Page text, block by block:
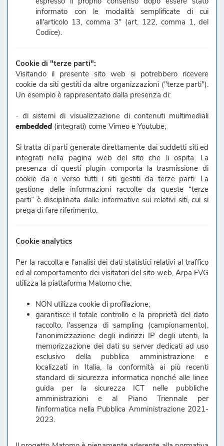
informato con le modalità semplificate di cui
all'articolo 13, comma 3" (art. 122, comma 1, del
Codice).
Cookie di "terze parti":
Visitando il presente sito web si potrebbero ricevere
cookie da siti gestiti da altre organizzazioni ("terze parti").
Un esempio è rappresentato dalla presenza di:
- di sistemi di visualizzazione di contenuti multimediali
embedded (integrati) come Vimeo e Youtube;
Si tratta di parti generate direttamente dai suddetti siti ed
integrati nella pagina web del sito che li ospita. La
presenza di questi plugin comporta la trasmissione di
cookie da e verso tutti i siti gestiti da terze parti. La
gestione delle informazioni raccolte da queste “terze
parti” è disciplinata dalle informative sui relativi siti, cui si
prega di fare riferimento.
Cookie analytics
Per la raccolta e l'analisi dei dati statistici relativi al traffico
ed al comportamento dei visitatori del sito web, Arpa FVG
utilizza la piattaforma Matomo che:
NON utilizza cookie di profilazione;
garantisce il totale controllo e la proprietà del dato
raccolto, l'assenza di sampling (campionamento),
l'anonimizzazione degli indirizzi IP degli utenti, la
memorizzazione dei dati su server dedicati ad uso
esclusivo della pubblica amministrazione e
localizzati in Italia, la conformità ai più recenti
standard di sicurezza informatica nonché alle linee
guida per la sicurezza ICT nelle pubbliche
amministrazioni e al Piano Triennale per
l\informatica nella Pubblica Amministrazione 2021-
2023.